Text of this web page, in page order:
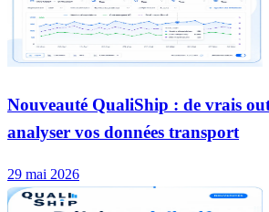
Nouveauté QualiShip : de vrais
analyser vos données transport
29 mai 2026